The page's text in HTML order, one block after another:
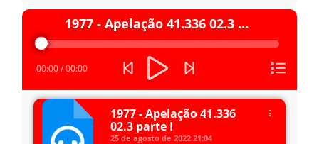
Fichamento da Apelação 41.336 (RJ).pdf
Pauta - 2 de março.pdf
Tocador
áudio
00:00